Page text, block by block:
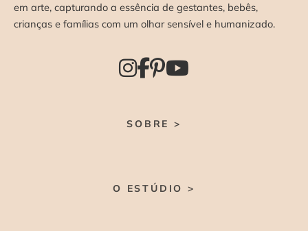
em arte, capturando a essência de gestantes, bebês,
crianças e famílias com um olhar sensível e humanizado.
SOBRE >
O ESTÚDIO >